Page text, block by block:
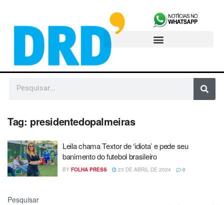
Tag: presidentedopalmeiras
Leila chama Textor de ‘idiota’ e pede seu
banimento do futebol brasileiro
BY FOLHA PRESS 23 DE ABRIL DE 2024 0
Pesquisar